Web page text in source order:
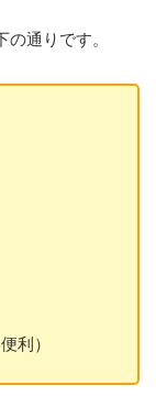
通りです。
利）